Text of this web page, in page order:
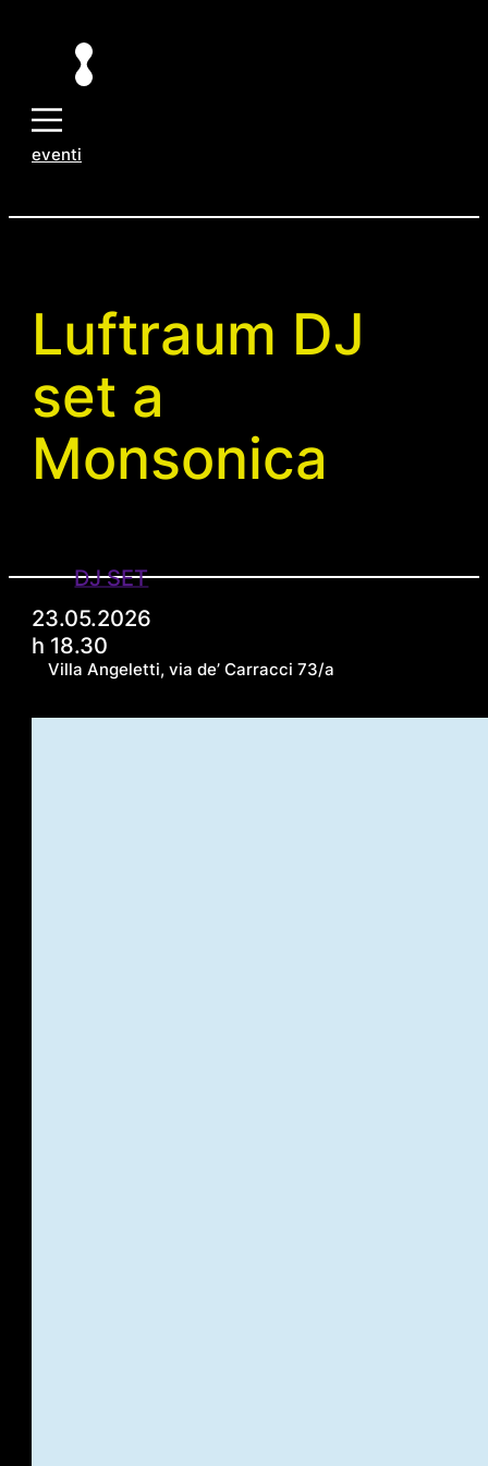
contenuto
DJ SET
23.05.2026
h 18.30
Villa Angeletti, via de’ Carracci 73/a
eventi
Luftraum DJ
set a
Monsonica